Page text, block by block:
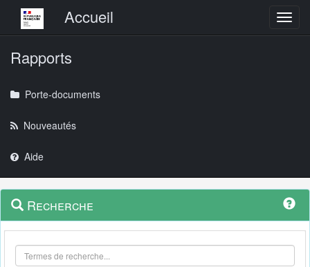
Menu principalAccueil
Rapports
Porte-documents
Nouveautés
Aide
Navigation
outils
Menu
contextuel
Recherche